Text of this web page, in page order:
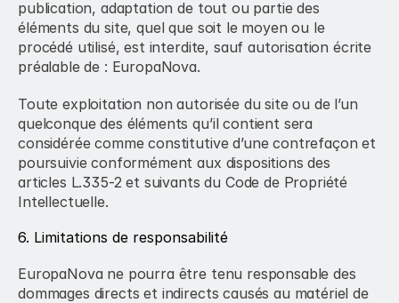
publication, adaptation de tout ou partie des
éléments du site, quel que soit le moyen ou le
procédé utilisé, est interdite, sauf autorisation écrite
préalable de : EuropaNova.
Toute exploitation non autorisée du site ou de l’un
quelconque des éléments qu’il contient sera
considérée comme constitutive d’une contrefaçon et
poursuivie conformément aux dispositions des
articles L.335-2 et suivants du Code de Propriété
Intellectuelle.
6. Limitations de responsabilité
EuropaNova ne pourra être tenu responsable des
dommages directs et indirects causés au matériel de